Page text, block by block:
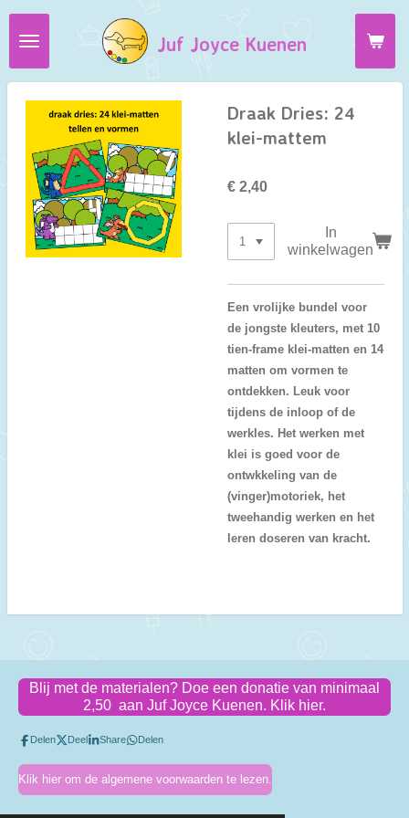
Ga
direct
de
hoofdinhoud
Juf Joyce Kuenen
Draak Dries: 24
klei-mattem
€ 2,40
In
winkelwagen
Een vrolijke bundel voor
de jongste kleuters, met 10
tien-frame klei-matten en 14
matten om vormen te
ontdekken. Leuk voor
tijdens de inloop of de
werkles. Het werken met
klei is goed voor de
ontwkkeling van de
(vinger)motoriek, het
tweehandig werken en het
leren doseren van kracht.
Blij met de materialen? Doe een donatie van minimaal
2,50 aan Juf Joyce Kuenen. Klik hier.
Delen Deel Share Delen
Klik hier om de algemene voorwaarden te lezen.